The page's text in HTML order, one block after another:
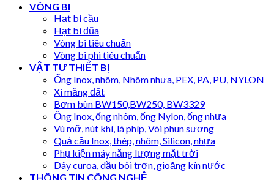
VÒNG BI
Hạt bi cầu
Hạt bi đũa
Vòng bi tiêu chuẩn
Vòng bi phi tiêu chuẩn
VẬT TƯ THIẾT BỊ
Ống Inox, nhôm, Nhôm nhựa, PEX, PA, PU, NYLON
Xi măng đất
Bơm bùn BW150,BW250, BW3329
Ống Inox, ống nhôm, ống Nylon, ống nhựa
Vú mỡ, nút khí, lá phíp, Vòi phun sương
Quả cầu Inox, thép, nhôm, Silicon, nhựa
Phụ kiện máy năng lượng mặt trời
Dây curoa, dầu bôi trơn, gioăng kín nước
THÔNG TIN CÔNG NGHỆ